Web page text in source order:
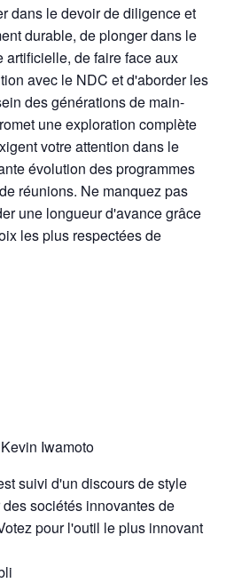
dans le devoir de diligence et
durable, de plonger dans le
de faire face aux
avec le NDC et d'aborder les
des générations de main-
une exploration complète
votre attention dans le
évolution des programmes
réunions. Ne manquez pas
une longueur d'avance grâce
les plus respectées de
Iwamoto
suivi d'un discours de style
sociétés innovantes de
pour l'outil le plus innovant